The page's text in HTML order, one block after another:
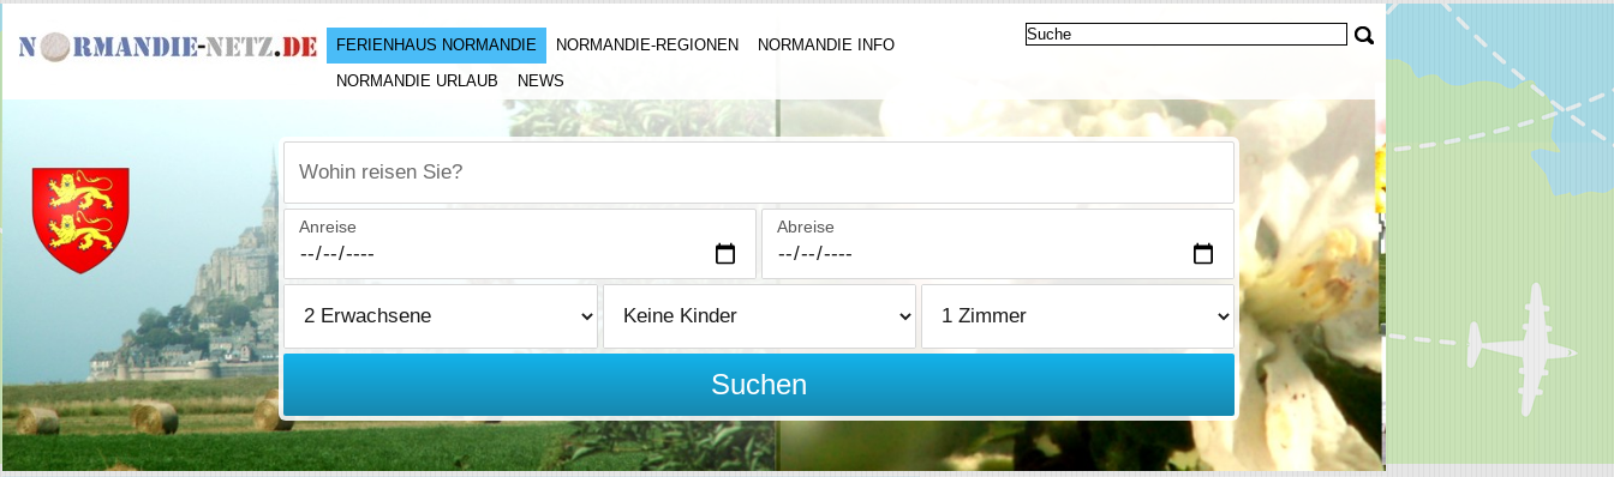
FERIENHAUS NORMANDIE NORMANDIE-REGIONEN
NORMANDIE INFO
NORMANDIE URLAUB
NEWS
Wohin reisen Sie?
Anreise Abreise
Suchen